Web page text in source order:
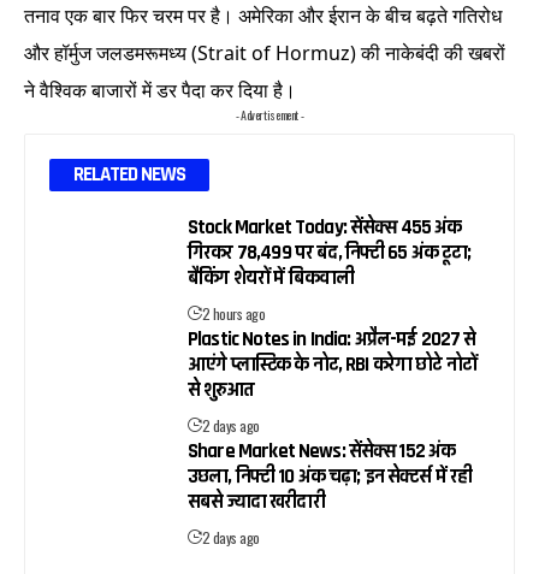
तनाव एक बार फिर चरम पर है। अमेरिका और ईरान के बीच बढ़ते गतिरोध
और हॉर्मुज जलडमरूमध्य (Strait of Hormuz) की नाकेबंदी की खबरों
ने वैश्विक बाजारों में डर पैदा कर दिया है।
- Advertisement -
RELATED NEWS
Stock Market Today: सेंसेक्स 455 अंक
गिरकर 78,499 पर बंद, निफ्टी 65 अंक टूटा;
बैंकिंग शेयरों में बिकवाली
2 hours ago
Plastic Notes in India: अप्रैल-मई 2027 से
आएंगे प्लास्टिक के नोट, RBI करेगा छोटे नोटों
से शुरुआत
2 days ago
Share Market News: सेंसेक्स 152 अंक
उछला, निफ्टी 10 अंक चढ़ा; इन सेक्टर्स में रही
सबसे ज्यादा खरीदारी
2 days ago